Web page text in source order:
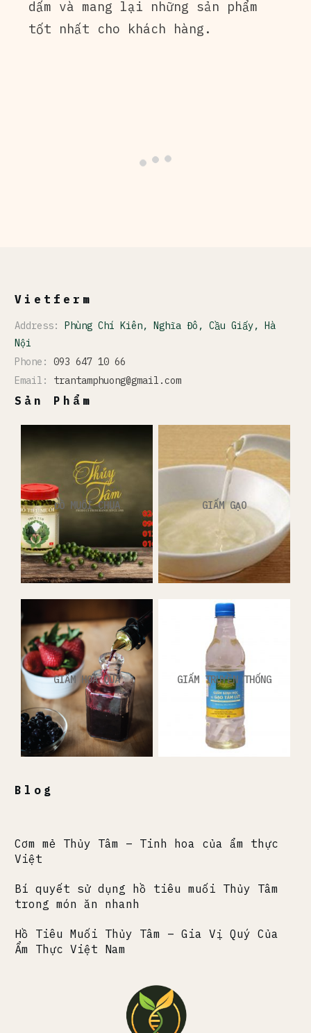
dấm và mang lại những sản phẩm
tốt nhất cho khách hàng.
Vietferm
Address: Phùng Chí Kiên, Nghĩa Đô, Cầu Giấy, Hà
Nội
Phone: 093 647 10 66
Email: trantamphuong@gmail.com
Sản Phẩm
ĐỒ MUỐI CHUA GIẤM GẠO
GIẤM HOA QUẢ GIẤM TRUYỀN THỐNG
Blog
Cơm mẻ Thủy Tâm – Tinh hoa của ẩm thực
Việt
Bí quyết sử dụng hồ tiêu muối Thủy Tâm
trong món ăn nhanh
Hồ Tiêu Muối Thủy Tâm – Gia Vị Quý Của
Ẩm Thực Việt Nam